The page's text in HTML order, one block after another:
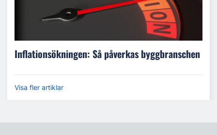
Inflationsökningen: Så påverkas byggbranschen
Visa fler artiklar